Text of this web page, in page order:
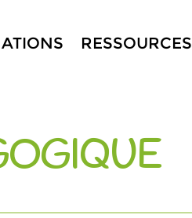
RESSOURCES